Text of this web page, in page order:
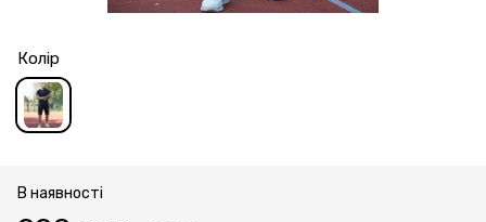
Колір
В наявності